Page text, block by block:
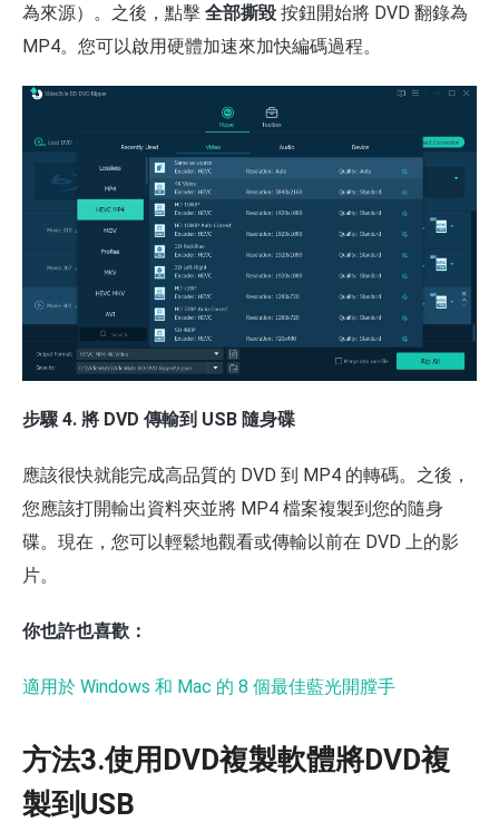
為來源）。之後，點擊 全部撕毀 按鈕開始將 DVD 翻錄為
MP4。您可以啟用硬體加速來加快編碼過程。
步驟 4. 將 DVD 傳輸到 USB 隨身碟
應該很快就能完成高品質的 DVD 到 MP4 的轉碼。之後，
您應該打開輸出資料夾並將 MP4 檔案複製到您的隨身
碟。現在，您可以輕鬆地觀看或傳輸以前在 DVD 上的影
片。
你也許也喜歡：
適用於 Windows 和 Mac 的 8 個最佳藍光開膛手
方法3.使用DVD複製軟體將DVD複
製到USB